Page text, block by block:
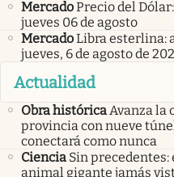
MercadoPrecio del
jueves 06 de agosto
MercadoLibra esterlina:
jueves, 6 de agosto de
Actualidad
Obra históricaAvanza la
provincia con nueve
conectará como nunca
Ciencia Sin
animal gigante jamás